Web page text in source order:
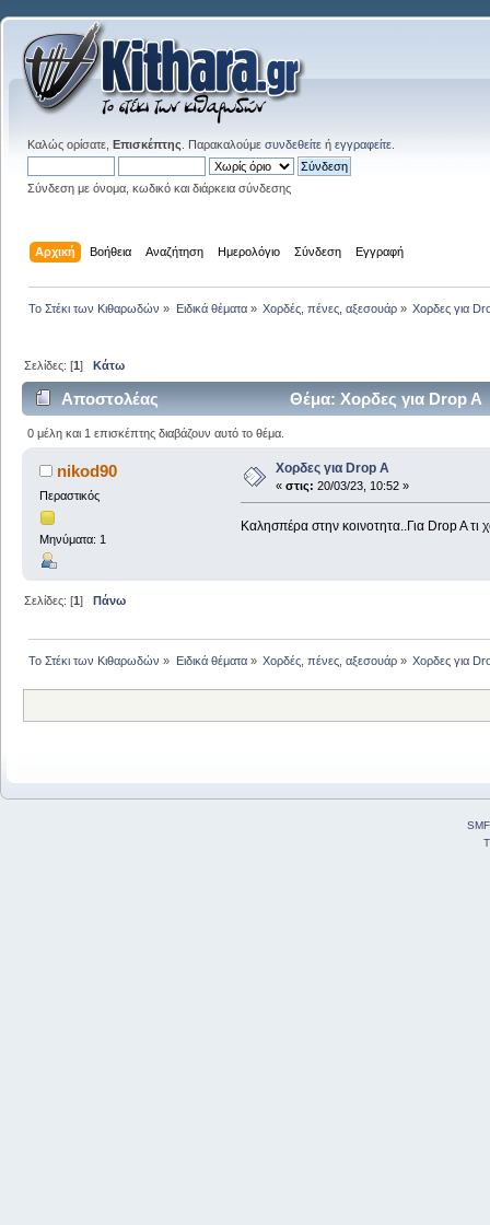
Καλώς ορίσατε, Επισκέπτης . Παρακαλούμε συνδεθείτε ή εγγραφείτε
Σύνδεση με όνομα, κωδικό και διάρκεια σύνδεσης
Αρχική Βοήθεια Αναζήτηση Ημερολόγιο Σύνδεση Εγγραφή
Το Στέκι των Κιθαρωδών » Ειδικά θέματα» Χορδές, πένες, αξεσουάρ» Χορδες για
Σελίδες: [1]Κάτω
Αποστολέας Θέμα: Χορδες για Drop
0 μέλη και 1 επισκέπτης διαβάζουν αυτό το θέμα.
nikod90
Περαστικός
Μηνύματα: 1
Χορδες για Drop A
« στις: 20/03/23, 10:52 »
Καλησπέρα στην κοινοτητα..Για Drop A τι
Σελίδες: [1] Πάνω
Το Στέκι των Κιθαρωδών » Ειδικά θέματα» Χορδές, πένες, αξεσουάρ» Χορδες για